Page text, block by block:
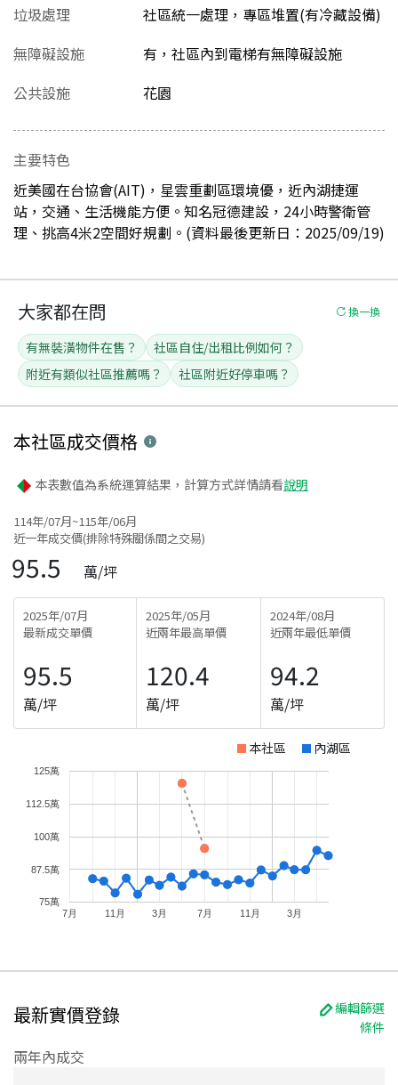
垃圾處理
社區統一處理，專區堆置(有冷藏設備)
無障礙設施
有，社區內到電梯有無障礙設施
公共設施
花園
主要特色
近美國在台協會(AIT)，星雲重劃區環境優，近內湖捷運
站，交通、生活機能方便。知名冠德建設，24小時警衛管
理、挑高4米2空間好規劃。(資料最後更新日：2025/09/19)
大家都在問 換一換
有無裝潢物件在售？
社區自住/出租比例如何？
附近有類似社區推薦嗎？
社區附近好停車嗎？
本社區成交價格
本表數值為系統運算結果，計算方式詳情請看說明
114年/07月~115年/06月
近一年成交價(排除特殊關係間之交易)
95.5 萬/坪
2025年/07月
最新成交單價
95.5
萬/坪
2025年/05月
近兩年最高單價
120.4
萬/坪
2024年/08月
近兩年最低單價
94.2
萬/坪
本社區 內湖區
7月 11月 3月 7月 11月 3月
75萬
87.5萬
100萬
112.5萬
125萬
最新實價登錄
編輯篩選
條件
兩年內成交